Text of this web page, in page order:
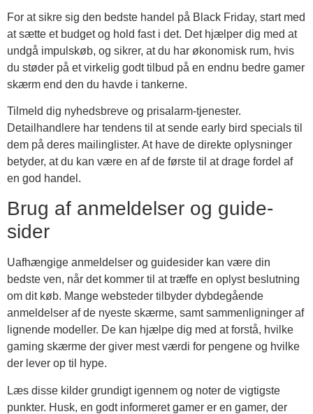
For at sikre sig den bedste handel på Black Friday, start med
at sætte et budget og hold fast i det. Det hjælper dig med at
undgå impulskøb, og sikrer, at du har økonomisk rum, hvis
du støder på et virkelig godt tilbud på en endnu bedre gamer
skærm end den du havde i tankerne.
Tilmeld dig nyhedsbreve og prisalarm-tjenester.
Detailhandlere har tendens til at sende early bird specials til
dem på deres mailinglister. At have de direkte oplysninger
betyder, at du kan være en af de første til at drage fordel af
en god handel.
Brug af anmeldelser og guide-
sider
Uafhængige anmeldelser og guidesider kan være din
bedste ven, når det kommer til at træffe en oplyst beslutning
om dit køb. Mange websteder tilbyder dybdegående
anmeldelser af de nyeste skærme, samt sammenligninger af
lignende modeller. De kan hjælpe dig med at forstå, hvilke
gaming skærme der giver mest værdi for pengene og hvilke
der lever op til hype.
Læs disse kilder grundigt igennem og noter de vigtigste
punkter. Husk, en godt informeret gamer er en gamer, der